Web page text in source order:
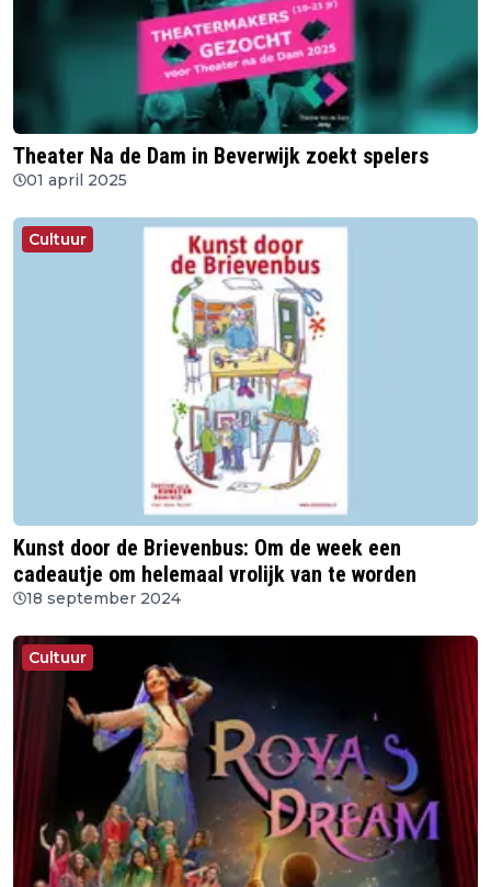
Theater Na de Dam in Beverwijk zoekt spelers
01 april 2025
Cultuur
Kunst door de Brievenbus: Om de week een
cadeautje om helemaal vrolijk van te worden
18 september 2024
Cultuur